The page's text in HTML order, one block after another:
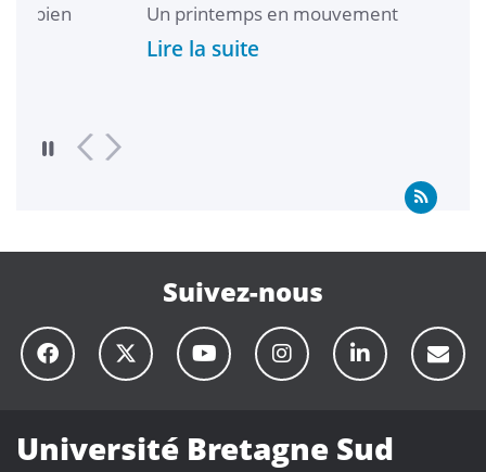
Un printemps en mouvement
Lire la suite
Suivez-nous
Université Bretagne Sud